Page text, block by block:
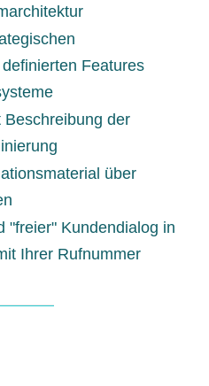
Features
der
über
"freier" Kundendialog in
Ihrer Rufnummer